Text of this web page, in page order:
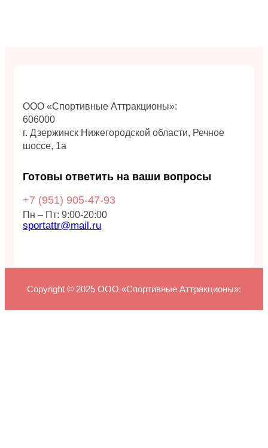
ООО «Спортивные Аттракционы»:
606000
г. Дзержинск Нижегородской области, Речное
шоссе, 1а
Готовы ответить на ваши вопросы
+7 (951) 905-47-93
Пн – Пт: 9:00-20:00
sportattr@mail.ru
Copyright © 2025 ООО «Спортивные Аттракционы»: